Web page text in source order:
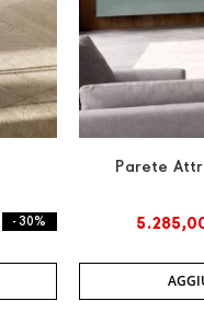
- 30%
Parete